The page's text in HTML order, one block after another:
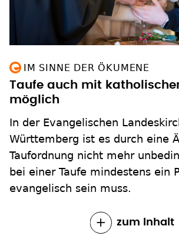
IM SINNE DER ÖKUMENE
Taufe auch mit
möglich
In der Evangelischen
Württemberg ist es durch eine
Taufordnung nicht mehr
bei einer Taufe mindestens ein
evangelisch sein muss.
zum Inhalt